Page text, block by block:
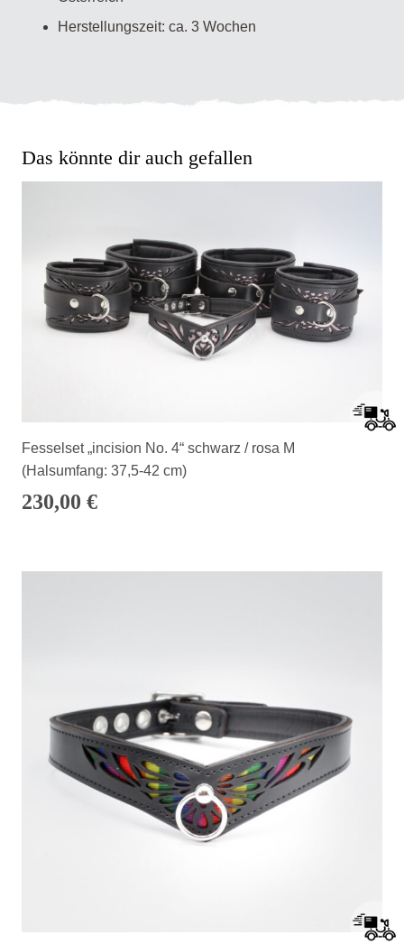
Herstellungszeit: ca. 3 Wochen
Das könnte dir auch gefallen
Fesselset „incision No. 4“ schwarz / rosa M
(Halsumfang: 37,5-42 cm)
230,00 €